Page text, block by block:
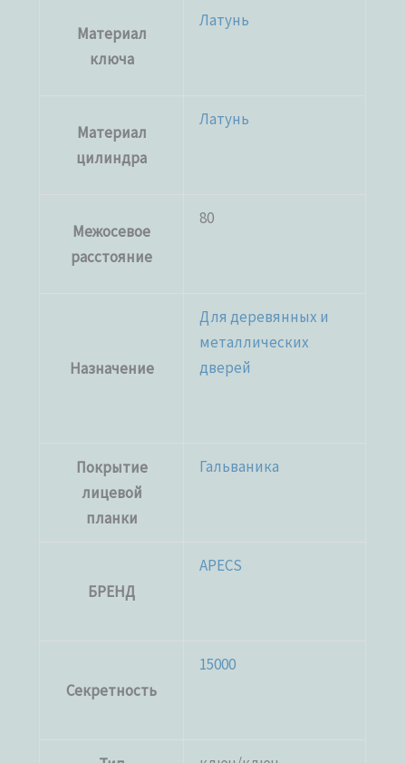
Материал
ключа
Латунь
Материал
цилиндра
Латунь
Межосевое
расстояние
80
Назначение
Для деревянных и
металлических
дверей
Покрытие
лицевой
планки
Гальваника
БРЕНД
APECS
Секретность
15000